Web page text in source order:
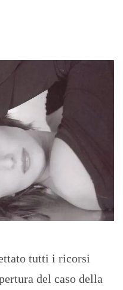
tutti i ricorsi
del caso della